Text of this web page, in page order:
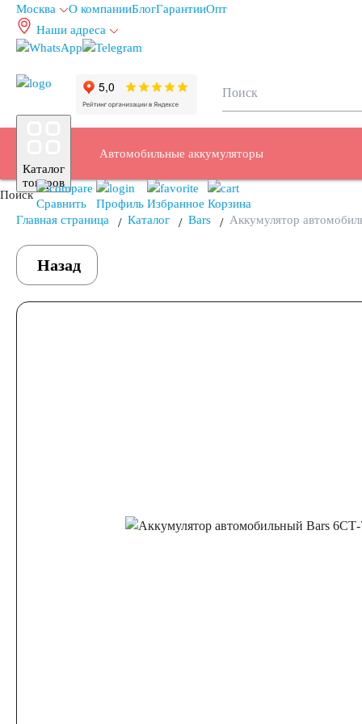
Москва О компанииБлогГарантииОпт
Наши адреса
Каталог
товаров
Автомобильные аккумуляторы
61 А/ч
Поиск
Сравнить Профиль Избранное Корзина
Главная страница
Каталог Bars Аккумулятор
Назад